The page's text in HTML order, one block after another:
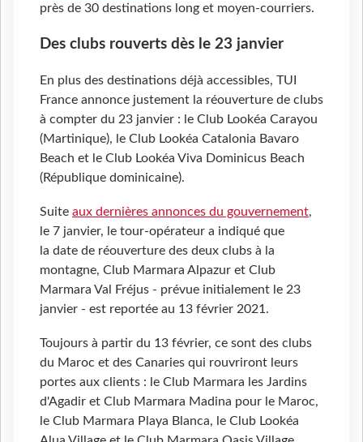
près de 30 destinations long et moyen-courriers.
Des clubs rouverts dès le 23 janvier
En plus des destinations déjà accessibles, TUI
France annonce justement la réouverture de clubs
à compter du 23 janvier : le Club Lookéa Carayou
(Martinique), le Club Lookéa Catalonia Bavaro
Beach et le Club Lookéa Viva Dominicus Beach
(République dominicaine).
Suite aux dernières annonces du gouvernement,
le 7 janvier, le tour-opérateur a indiqué que
la date de réouverture des deux clubs à la
montagne, Club Marmara Alpazur et Club
Marmara Val Fréjus - prévue initialement le 23
janvier - est reportée au 13 février 2021.
Toujours à partir du 13 février, ce sont des clubs
du Maroc et des Canaries qui rouvriront leurs
portes aux clients : le Club Marmara les Jardins
d'Agadir et Club Marmara Madina pour le Maroc,
le Club Marmara Playa Blanca, le Club Lookéa